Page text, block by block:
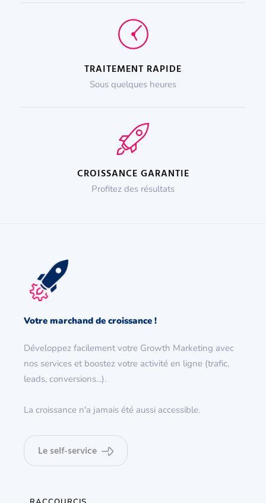
TRAITEMENT RAPIDE
Sous quelques heures
CROISSANCE GARANTIE
Profitez des résultats
Votre marchand de croissance !
Développez facilement votre Growth Marketing avec
nos services et boostez votre activité en ligne (trafic,
leads, conversions...).
La croissance n'a jamais été aussi accessible.
Le self-service